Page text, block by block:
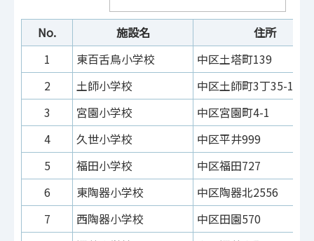
No. 施設名
住所
1
東百舌鳥小学校
中区土塔町139
2
土師小学校
中区土師町3丁35-1
3
宮園小学校
中区宮園町4-1
4
久世小学校
中区平井999
5
福田小学校
中区福田727
6
東陶器小学校
中区陶器北2556
7
西陶器小学校
中区田園570